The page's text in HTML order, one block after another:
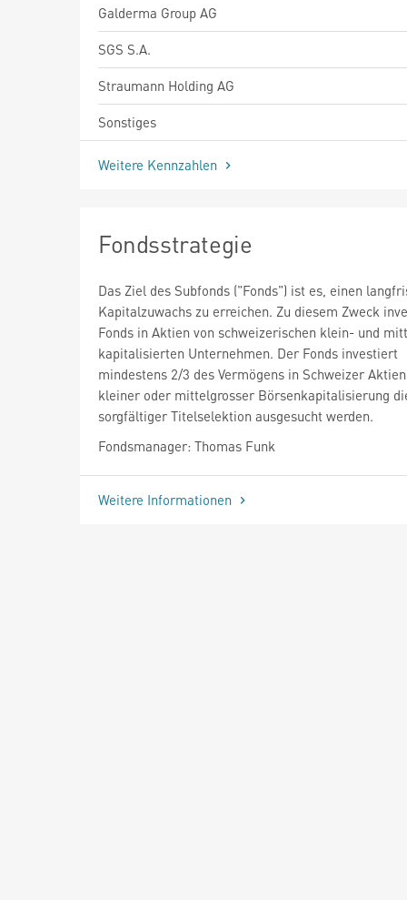
Galderma Group AG
SGS S.A.
Straumann Holding AG
Sonstiges
Weitere Kennzahlen
Fondsstrategie
Das Ziel des Subfonds ("Fonds") ist es, einen
Kapitalzuwachs zu erreichen. Zu diesem Zweck
Fonds in Aktien von schweizerischen klein- und
kapitalisierten Unternehmen. Der Fonds investiert
mindestens 2/3 des Vermögens in Schweizer
kleiner oder mittelgrosser Börsenkapitalisierung
sorgfältiger Titelselektion ausgesucht werden.
Fondsmanager: Thomas Funk
Weitere Informationen